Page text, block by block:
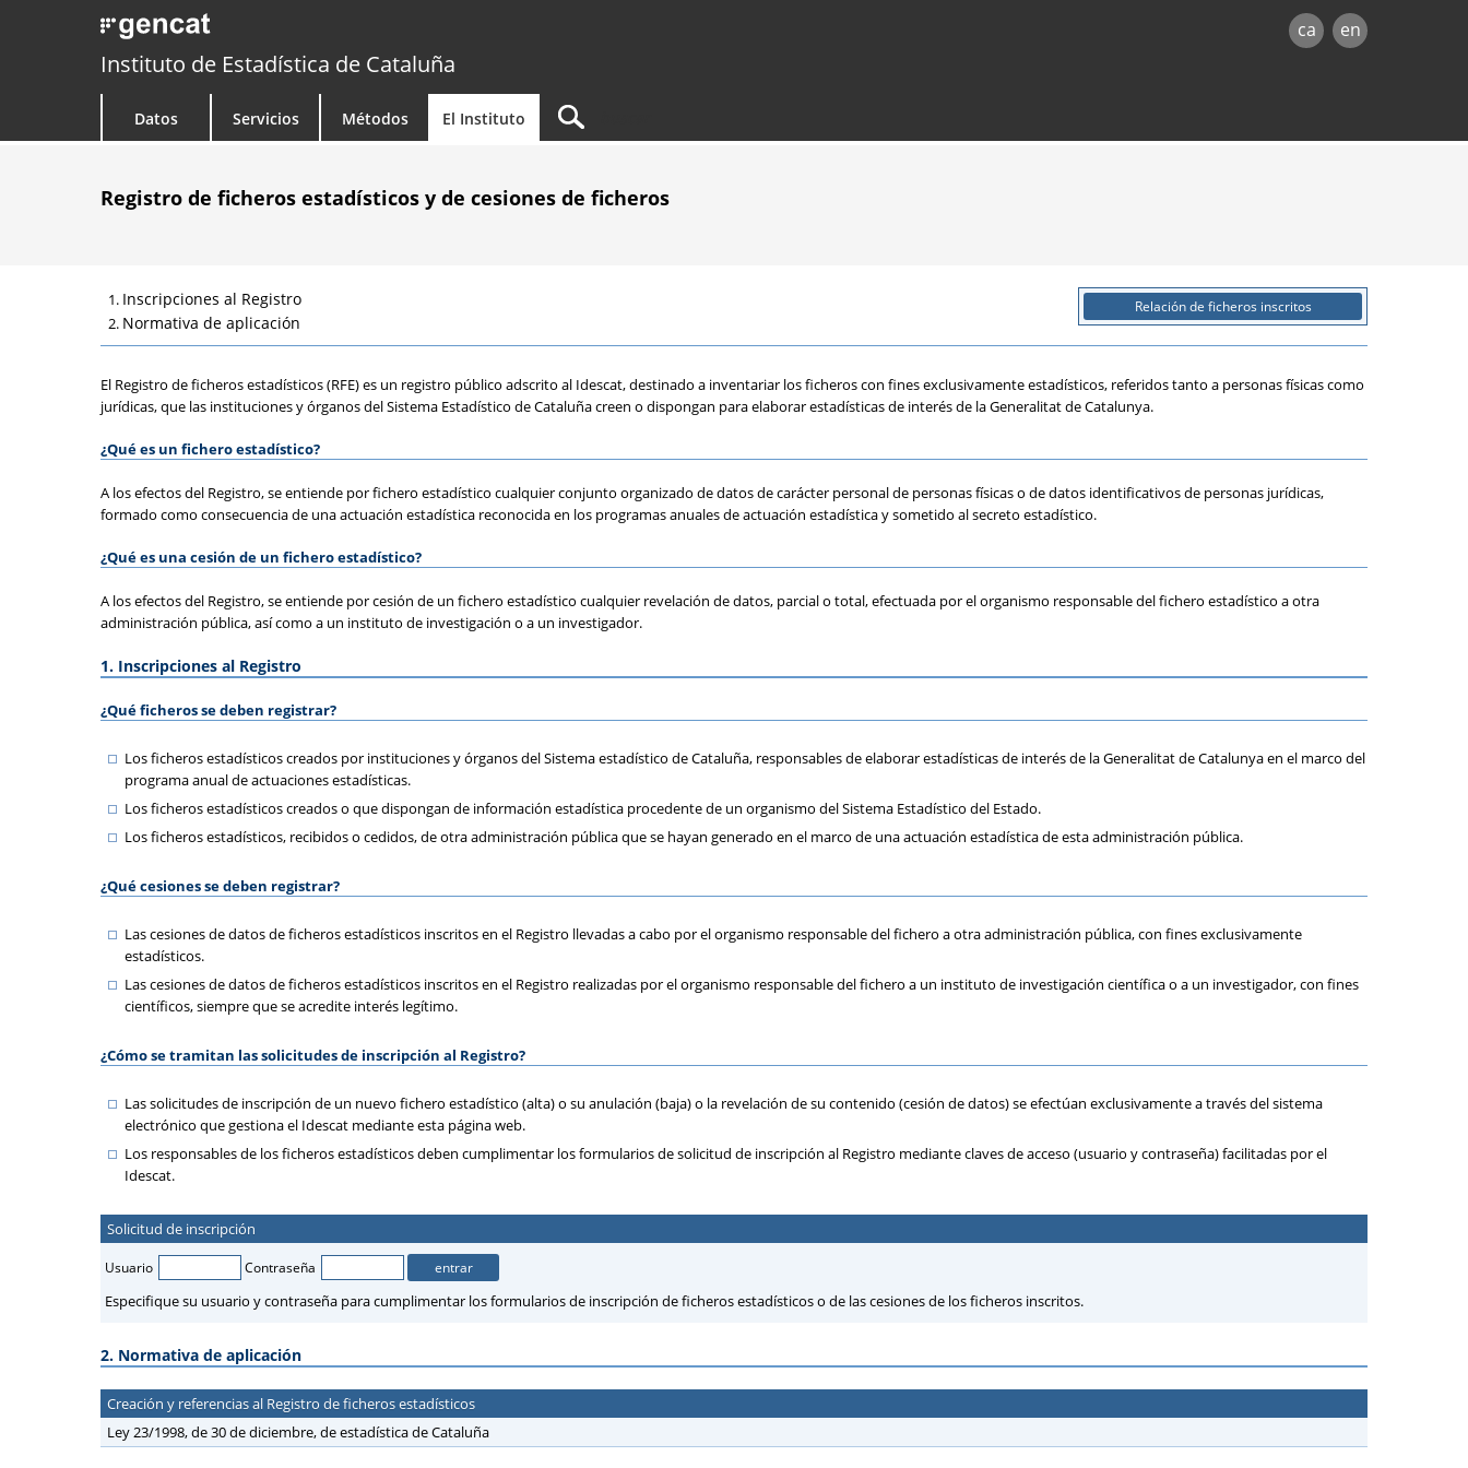
ca en
Instituto de Estadística de Cataluña
Datos Servicios Métodos El Instituto
Registro de ficheros estadísticos y de cesiones de ficheros
Relación de ficheros inscritos
Inscripciones al Registro
Normativa de aplicación
El Registro de ficheros estadísticos (RFE) es un registro público adscrito al Idescat, destinado a inventariar los ficheros con fines exclusivamente estadísticos, referidos tanto a personas físicas como
jurídicas, que las instituciones y órganos del Sistema Estadístico de Cataluña creen o dispongan para elaborar estadísticas de interés de la Generalitat de Catalunya.
¿Qué es un fichero estadístico?
A los efectos del Registro, se entiende por fichero estadístico cualquier conjunto organizado de datos de carácter personal de personas físicas o de datos identificativos de personas jurídicas,
formado como consecuencia de una actuación estadística reconocida en los programas anuales de actuación estadística y sometido al secreto estadístico.
¿Qué es una cesión de un fichero estadístico?
A los efectos del Registro, se entiende por cesión de un fichero estadístico cualquier revelación de datos, parcial o total, efectuada por el organismo responsable del fichero estadístico a otra
administración pública, así como a un instituto de investigación o a un investigador.
1. Inscripciones al Registro
¿Qué ficheros se deben registrar?
Los ficheros estadísticos creados por instituciones y órganos del Sistema estadístico de Cataluña, responsables de elaborar estadísticas de interés de la Generalitat de Catalunya en el marco del
programa anual de actuaciones estadísticas.
Los ficheros estadísticos creados o que dispongan de información estadística procedente de un organismo del Sistema Estadístico del Estado.
Los ficheros estadísticos, recibidos o cedidos, de otra administración pública que se hayan generado en el marco de una actuación estadística de esta administración pública.
¿Qué cesiones se deben registrar?
Las cesiones de datos de ficheros estadísticos inscritos en el Registro llevadas a cabo por el organismo responsable del fichero a otra administración pública, con fines exclusivamente
estadísticos.
Las cesiones de datos de ficheros estadísticos inscritos en el Registro realizadas por el organismo responsable del fichero a un instituto de investigación científica o a un investigador, con fines
científicos, siempre que se acredite interés legítimo.
¿Cómo se tramitan las solicitudes de inscripción al Registro?
Las solicitudes de inscripción de un nuevo fichero estadístico (alta) o su anulación (baja) o la revelación de su contenido (cesión de datos) se efectúan exclusivamente a través del sistema
electrónico que gestiona el Idescat mediante esta página web.
Los responsables de los ficheros estadísticos deben cumplimentar los formularios de solicitud de inscripción al Registro mediante claves de acceso (usuario y contraseña) facilitadas por el
Idescat.
Solicitud de inscripción
Usuario Contraseña
Especifique su usuario y contraseña para cumplimentar los formularios de inscripción de ficheros estadísticos o de las cesiones de los ficheros inscritos.
2. Normativa de aplicación
Creación y referencias al Registro de ficheros estadísticos
Ley 23/1998, de 30 de diciembre, de estadística de Cataluña